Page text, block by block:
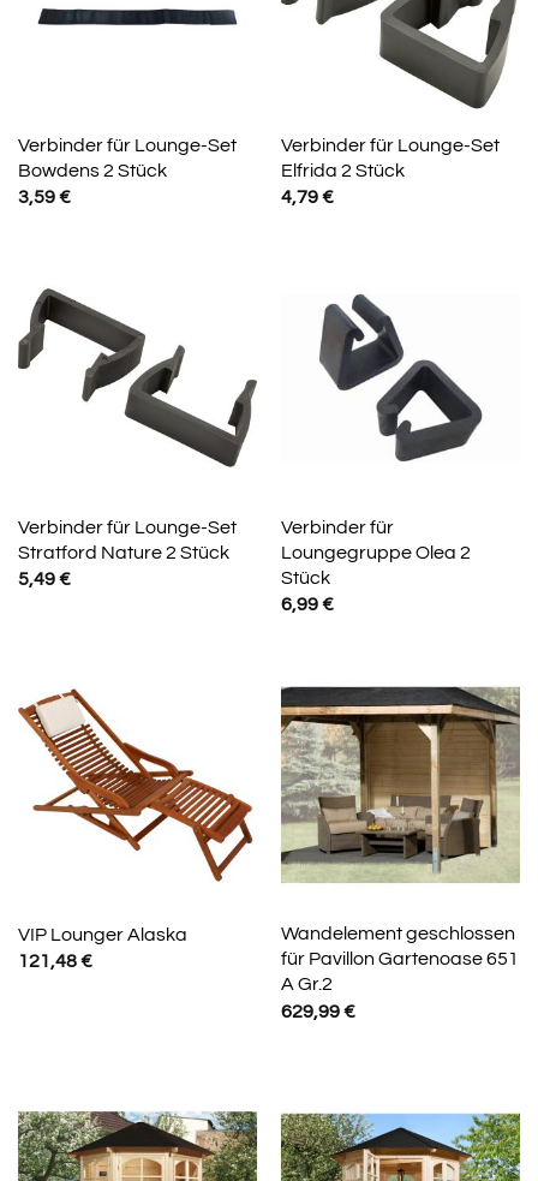
Verbinder für Lounge-Set
Bowdens 2 Stück
3,59€
Verbinder für Lounge-Set
Elfrida 2 Stück
4,79€
Verbinder für Lounge-Set
Stratford Nature 2 Stück
5,49€
Verbinder für
Loungegruppe Olea 2
Stück
6,99€
VIP Lounger Alaska
121,48€
Wandelement geschlossen
für Pavillon Gartenoase 651
A Gr.2
629,99€